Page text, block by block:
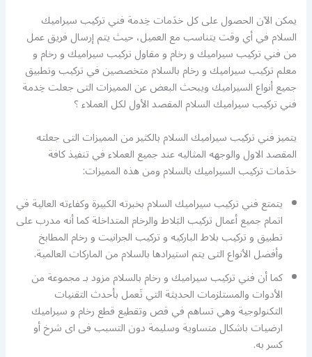
يمكن الآن الحصول على كل خدَمات خِدمة فني تركيب سيراميك
السلام في أي وقت يتناسب مع العميل، حيث يتم إرسال فريق عمل
من فني تركيب سيراميك و رخام و مقاول تركيب سيراميك و رخام و
معلم تركيب سيراميك و رخام بالسلام متخصصين في تركيب وتطبيق
جميع أنواع السيراميك ويبحث البعض عن المميزات التى جعلت خِدمة
فني تركيب سيراميك السلام المقصد الأول لكل العملاء ؟
يتميز فني تركيب سيراميك السلام بالكثير من المميزات التى جعلته
المقصد الاول والوجهه المثاليه عند جميع العملاء في تنفيذ كافة
خدَمات تركيب السيراميك بالسلام ومن هذه المميزات:
يتمتع فني تركيب سيراميك السلام بخبرته الكبيرة وكفاءته العالية في
اتمام جميع أعمال تركيب البَلاط والرخام المتداخلة كما أنه مدرب على
تطبيق و تركيب بلاط الباركيه و تركيب الجرانيت و رخام المطابخ
وأفضل الأنواع التى يتم استيرادها بالسلام من الماركات العالمية.
كما أن فني تركيب سيراميك و رخام بالسلام مزود بـ مجموعة من
الأدوات والمستلزمات الحديثة التي تَعمل بأحدث التقنيات
التكنولوجية وهي تساهم في قص وتقطيع قطع رخام و سيراميك
ارضيات باشكال متساوية وسليمة دون التسبب فى اى شرخ أو
كسر به.